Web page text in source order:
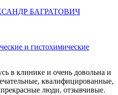
БАГРАТОВИЧ
и гистохимические
в клинике и очень довольна и
квалифицированные,
люди, отзывчивые.